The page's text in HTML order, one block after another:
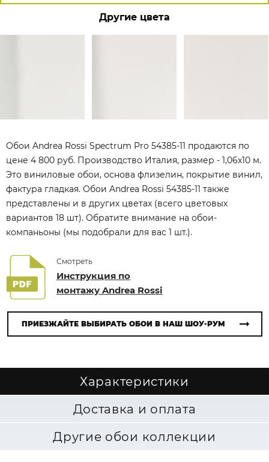
Другие цвета
Обои Andrea Rossi Spectrum Pro 54385-11 продаются по
цене 4 800 руб. Производство Италия, размер - 1,06x10 м.
Это виниловые обои, основа флизелин, покрытие винил,
фактура гладкая. Обои Andrea Rossi 54385-11 также
представлены и в других цветах (всего цветовых
вариантов 18 шт). Обратите внимание на обои-
компаньоны (мы подобрали для вас 1 шт.).
Смотреть
Инструкция по
монтажу Andrea Rossi
ПРИЕЗЖАЙТЕ ВЫБИРАТЬ ОБОИ В НАШ ШОУ-РУМ
Характеристики
Доставка и оплата
Другие обои коллекции